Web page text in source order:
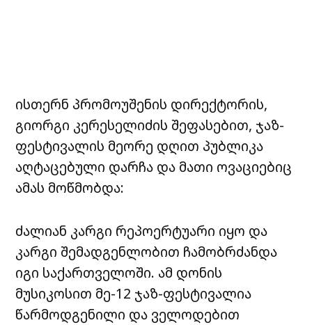
ისთერნ პრომოუშენის დირექტორის,
გიორგი კერესელიძის შეფასებით, ჯაზ-
ფესტივალის მეორე დღით პუბლიკა
აღტაცებული დარჩა და მათი ოვაციებიც
ამას მოწმობდა:
ძალიან კარგი რეპოერტუარი იყო და
კარგი შემადგენლობით ჩამობრძანდა
იგი საქართველოში. ამ დონის
მუსიკოსით მე-12 ჯაზ-ფესტივალია
წარმოდგენილი და ველოდებით